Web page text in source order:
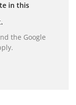
in this
the Google